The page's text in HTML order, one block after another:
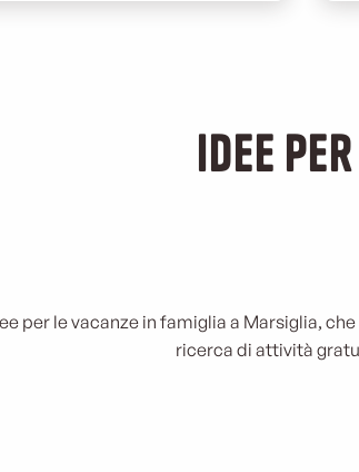
Idee
per le vacanze in famiglia a Marsiglia,
ricerca di attività
Cosa